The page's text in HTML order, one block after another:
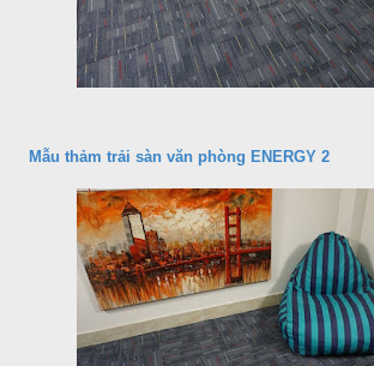
Mẫu thảm trải sàn văn phòng ENERGY 2